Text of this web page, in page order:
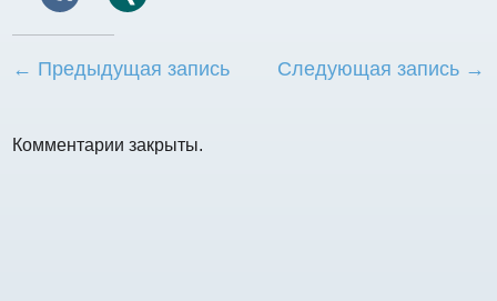
← Предыдущая запись Следующая запись →
Комментарии закрыты.